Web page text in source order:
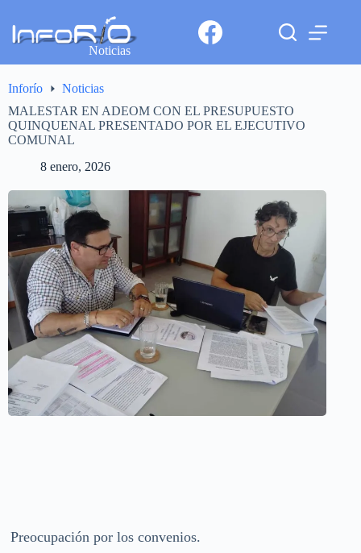
Noticias
Inforío
Noticias
MALESTAR EN ADEOM CON EL PRESUPUESTO
QUINQUENAL PRESENTADO POR EL EJECUTIVO
COMUNAL
8 enero, 2026
Preocupación por los convenios.